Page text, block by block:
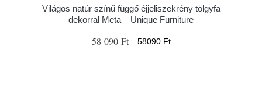
Világos natúr színű függő éjjeliszekrény tölgyfa
dekorral Meta – Unique Furniture
58 090 Ft 58090 Ft